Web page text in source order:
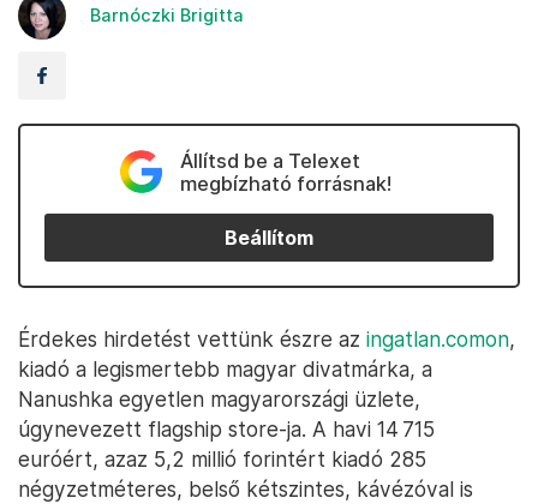
Barnóczki Brigitta
Állítsd be a Telexet
megbízható forrásnak!
Beállítom
Érdekes hirdetést vettünk észre az ingatlan.comon,
kiadó a legismertebb magyar divatmárka, a
Nanushka egyetlen magyarországi üzlete,
úgynevezett flagship store-ja. A havi 14 715
euróért, azaz 5,2 millió forintért kiadó 285
négyzetméteres, belső kétszintes, kávézóval is